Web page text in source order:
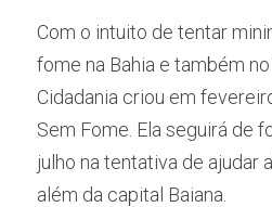
Com o intuito de tentar
fome na Bahia e também
Cidadania criou em
Sem Fome. Ela seguirá de
julho na tentativa de ajudar
além da capital Baiana.